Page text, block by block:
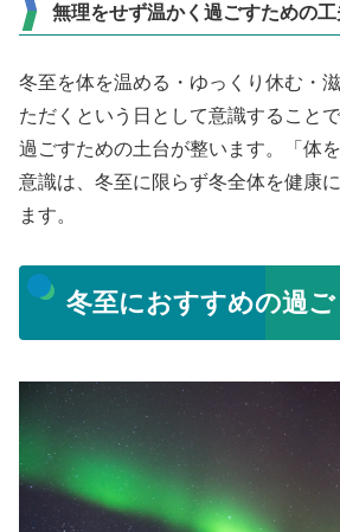
無理をせず温かく過ごすための工
冬至を体を温める・ゆっくり休む・
ただくという日として意識すること
過ごすための土台が整います。「体
意識は、冬至に限らず冬全体を健康
ます。
冬至におすすめの過